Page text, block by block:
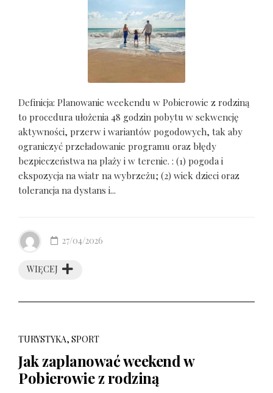
Definicja: Planowanie weekendu w Pobierowie z rodziną
to procedura ułożenia 48 godzin pobytu w sekwencję
aktywności, przerw i wariantów pogodowych, tak aby
ograniczyć przeładowanie programu oraz błędy
bezpieczeństwa na plaży i w terenie. : (1) pogoda i
ekspozycja na wiatr na wybrzeżu; (2) wiek dzieci oraz
tolerancja na dystans i...
WIĘCEJ
27/04/2026
TURYSTYKA, SPORT
Jak zaplanować weekend w
Pobierowie z rodziną